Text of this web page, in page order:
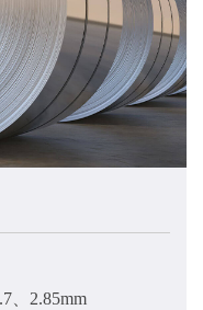
、2.85mm